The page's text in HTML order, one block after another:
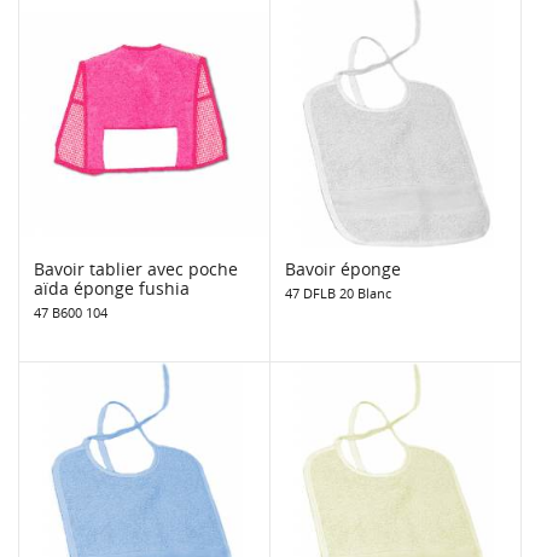
Bavoir tablier avec poche
aïda éponge fushia
47 B600 104
Bavoir éponge
47 DFLB 20 Blanc